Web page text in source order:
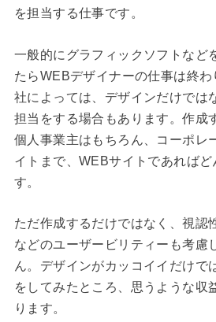
を担当する仕事です。
一般的にグラフィックソフトなど
たらWEBデザイナーの仕事は終
社によっては、デザインだけでは
担当をする場合もあります。作成
個人事業主はもちろん、コーポレ
イトまで、WEBサイトであればど
す。
ただ作成するだけではなく、視認
などのユーザービリティーも考慮
ん。デザインがカッコイイだけで
をしてみたところ、思うような収
ります。